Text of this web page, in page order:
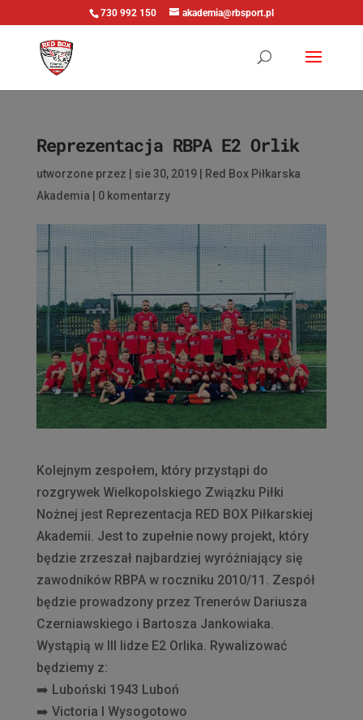
730 992 150 akademia@rbsport.pl
Reprezentacja RBPA E2 Orlik
utworzone przez sie 30, 2019|
Red Box Piłkarska
Akademia
0 komentarzy
Kolejnym zespołem, który przystąpi do
rozgrywek Wielkopolskiego Związku Piłki
Nożnej jest Reprezentacja RED BOX Piłkarskiej
Akademii. Jest to zupełnie nowy projekt, który
będzie zrzeszał najbardziej wyróżniający się
zawodników RBPA w roczniku 2010/11. Zespół
będzie prowadzony przez Trenerów Dariusza
Czerniawskiego i Bartosza Jankowiaka.
Wystąpią w III lidze E2 Orlika. Rywalizować
będziemy z:
➡️ Luboński 1943 Luboń
➡️ Victoria I Wysogotowo